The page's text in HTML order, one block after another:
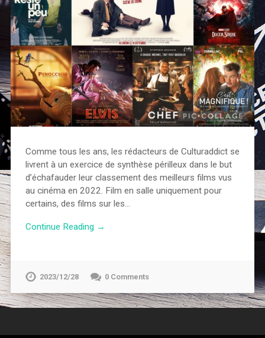
Comme tous les ans, les rédacteurs de Culturaddict se
livrent à un exercice de synthèse périlleux dans le but
d’échafauder leur classement des meilleurs films vus
au cinéma en 2022. Film en salle uniquement pour
certains, des films sur les…
Continue Reading →
2023/12/28 0 Comments